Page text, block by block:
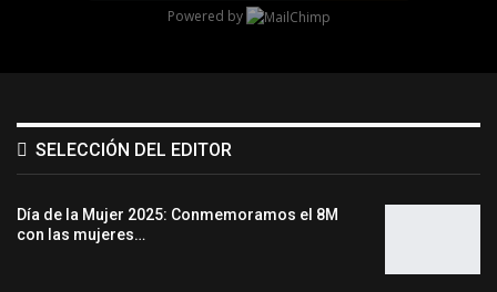
Powered by
SELECCIÓN DEL EDITOR
Día de la Mujer 2025: Conmemoramos el 8M
con las mujeres…